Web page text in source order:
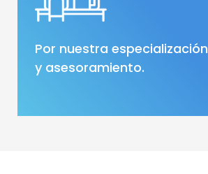
Por nuestra especialización
y asesoramiento.